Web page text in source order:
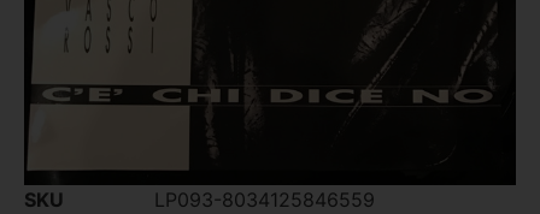
SKU
LP093-8034125846559